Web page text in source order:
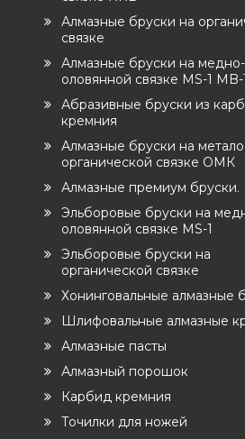
Алмазные бруски на
связке
Алмазные бруски на медно-
оловянной связке MS-1 MB-
Абразивные бруски из
кремния
Алмазные бруски на
органической связке ОМК
Алмазные премиум бруски.
Эльборовые бруски на
оловянной связке MS-1
Эльборовые бруски на
органической связке
Хонинговальные алмазные
Шлифовальные алмазные
Алмазные пасты
Алмазный порошок
Карбид кремния
Точилки для ножей